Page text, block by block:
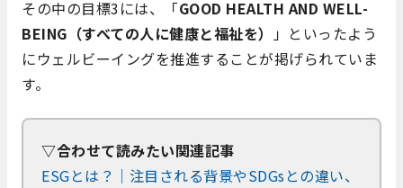
その中の目標3には、「GOOD HEALTH AND WELL-
BEING（すべての人に健康と福祉を）
」といったよう
にウェルビーイングを推進することが掲げられていま
す。
▽合わせて読みたい関連記事
ESGとは？｜注目される背景やSDGsとの違い、